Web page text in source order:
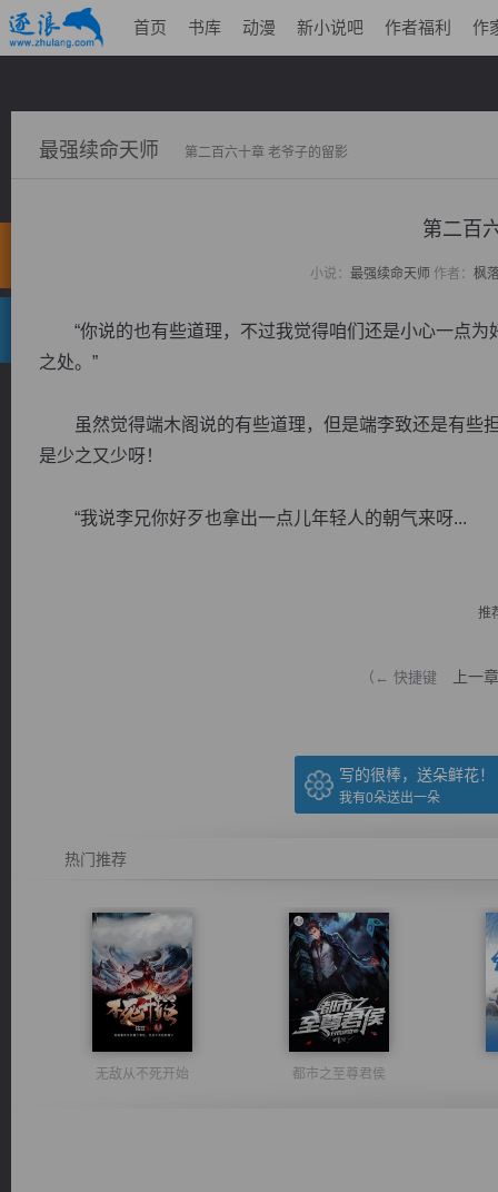
首页 书库 动漫 新小说吧 作者福利 作
最强续命天师 第二百六十章 老爷子的留影
第二百
小说： 最强续命天师 作者： 枫
“你说的也有些道理，不过我觉得咱们还是小心一点为
之处。”
虽然觉得端木阁说的有些道理，但是端李致还是有些
是少之又少呀！
“我说李兄你好歹也拿出一点儿年轻人的朝气来呀...
推
（← 快捷键 上一章
写的很棒，送朵鲜花！
我有0朵送出一朵
热门推荐
无敌从不死开始 都市之至尊君侯